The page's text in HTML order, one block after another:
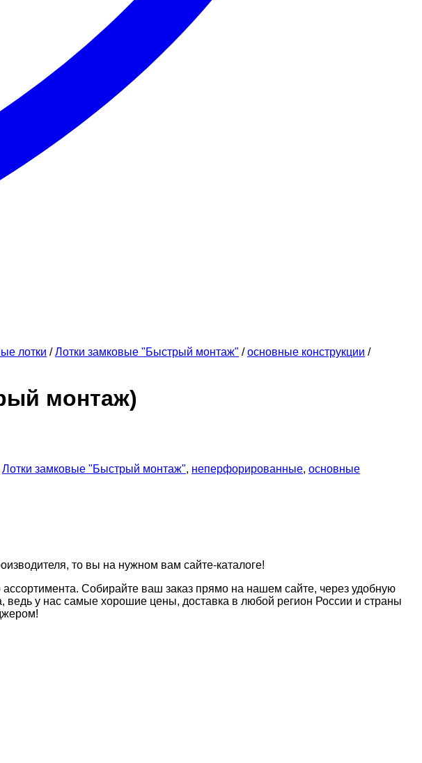
лотки / Лотки замковые "Быстрый монтаж" / основные конструкции /
монтаж)
Лотки замковые "Быстрый монтаж", неперфорированные, основные
то вы на нужном вам сайте-каталоге!
Собирайте ваш заказ прямо на нашем сайте, через удобную
у нас самые хорошие цены, доставка в любой регион России и страны